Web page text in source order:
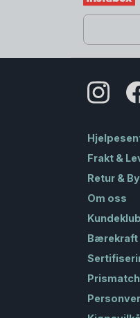
Frakt &
Retur &
Om oss
Bærekraft
Prismatch